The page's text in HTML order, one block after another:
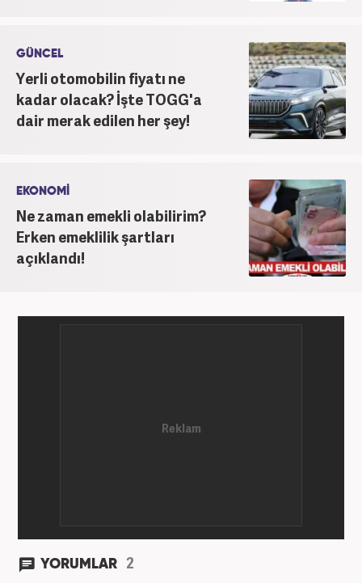
GÜNCEL
Yerli otomobilin fiyatı ne
kadar olacak? İşte TOGG'a
dair merak edilen her şey!
EKONOMİ
Ne zaman emekli olabilirim?
Erken emeklilik şartları
açıklandı!
YORUMLAR 2